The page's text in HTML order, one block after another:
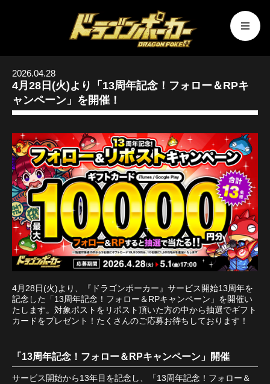
2026.04.28
4月28日(火)より「13周年記念！フォロー＆RPキ
ャンペーン」を開催！
4月28日(火)より、『ドラゴンポーカー』サービス開始13周年を
記念した「13周年記念！フォロー＆RPキャンペーン」を開催い
たします。対象ポストをリポスト頂いた方の中から抽選でギフト
カードをプレゼント！たくさんのご応募お待ちしております！
「13周年記念！フォロー＆RPキャンペーン」開催
サービス開始から13年目を記念し、「13周年記念！フォロー＆